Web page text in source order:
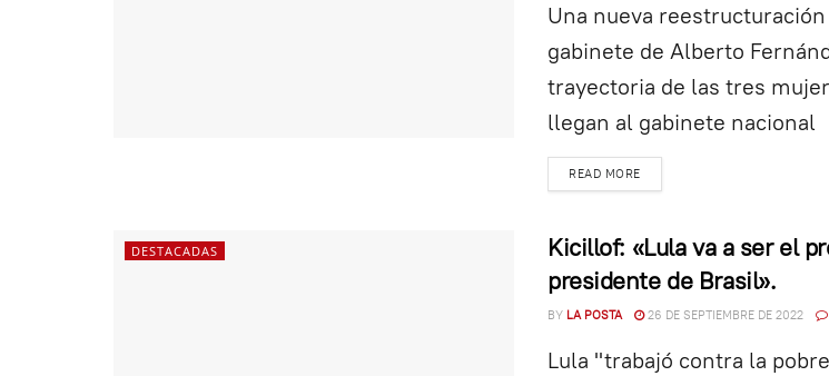
Una nueva
gabinete de Alberto
trayectoria de las tres
llegan al gabinete nacional
READ MORE
DESTACADAS
Kicillof: «Lula va a ser el
presidente de Brasil».
BY LA POSTA 26 DE SEPTIEMBRE DE 2022
Lula "trabajó contra la